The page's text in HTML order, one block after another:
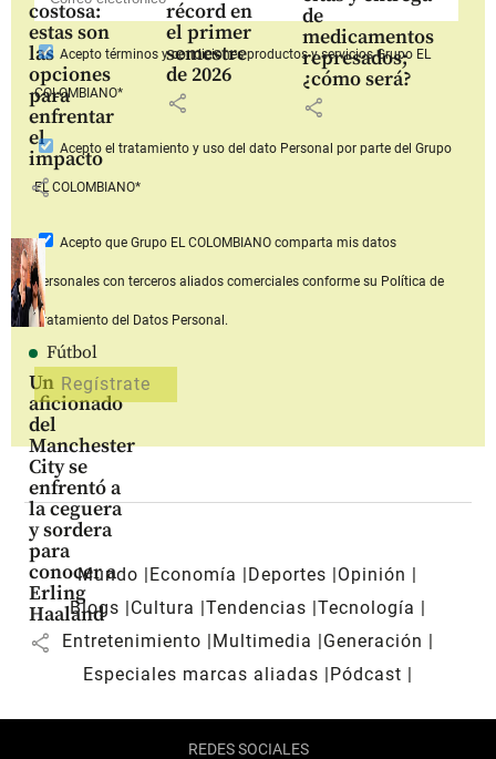
costosa:
estas son
las
opciones
para
enfrentar
el
impacto
share
récord en
el primer
semestre
de 2026
share
de
medicamentos
represados;
¿cómo será?
share
Fútbol
Un
aficionado
del
Manchester
City se
enfrentó a
la ceguera
y sordera
para
conocer a
Erling
Haaland
share
Aceptotérminos y condiciones productos y serviciosGrupo EL
COLOMBIANO*
Acepto el tratamiento y uso del dato Personal por parte del Grupo
EL COLOMBIANO*
Acepto que Grupo EL COLOMBIANOcomparta mis datos
personales con terceros aliados comerciales conforme su Política de
Tratamiento del Datos Personal.
Mundo Economía Deportes
Opinión
Blogs
Cultura Tendencias Tecnología
Entretenimiento
Multimedia
Generación
Especiales marcas aliadas
Pódcast
REDES SOCIALES